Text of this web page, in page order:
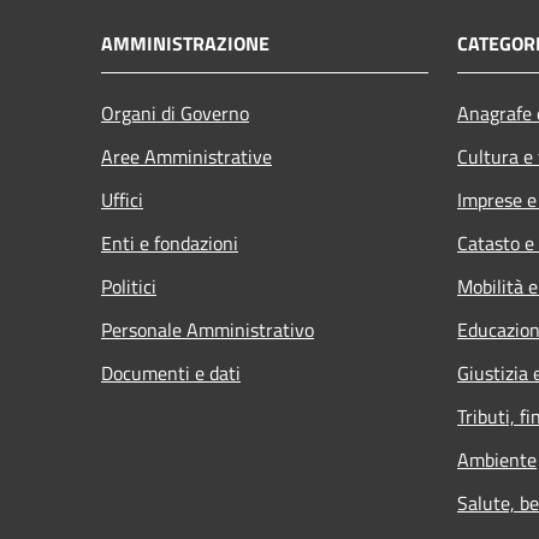
AMMINISTRAZIONE
Organi di Governo
Aree Amministrative
Uffici
Enti e fondazioni
Politici
Personale Amministrativo
Documenti e dati
Cultura
Imprese
Catasto
Mobilità
Giustizia
Tributi,
Ambiente
Salute,